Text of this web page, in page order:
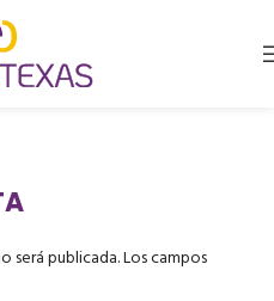
PALATINO
será publicada.Los campos